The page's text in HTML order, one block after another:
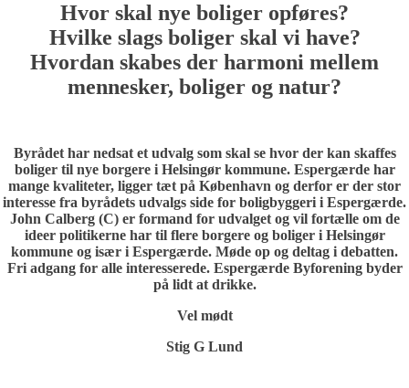
Hvor skal nye boliger opføres?
Hvilke slags boliger skal vi have?
Hvordan skabes der harmoni mellem
mennesker, boliger og natur?
Byrådet har nedsat et udvalg som skal se hvor der kan skaffes
boliger til nye borgere i Helsingør kommune. Espergærde har
mange kvaliteter, ligger tæt på København og derfor er der stor
interesse fra byrådets udvalgs side for boligbyggeri i Espergærde.
John Calberg (C) er formand for udvalget og vil fortælle om de
ideer politikerne har til flere borgere og boliger i Helsingør
kommune og især i Espergærde. Møde op og deltag i debatten.
Fri adgang for alle interesserede. Espergærde Byforening byder
på lidt at drikke.
Vel mødt
Stig G Lund